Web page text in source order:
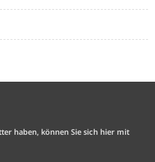
haben, können Sie sich hier mit